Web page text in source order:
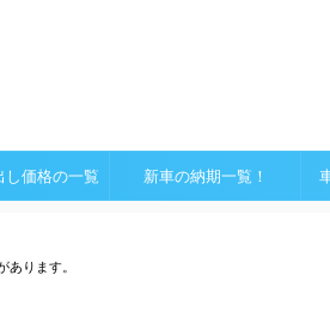
し価格の一覧 新車の納期一覧！
ります。